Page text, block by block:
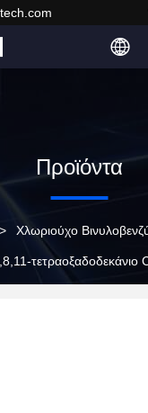
Προϊόντα
> Χλωριούχο